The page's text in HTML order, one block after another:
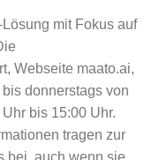
mit Fokus auf
Webseite maato.ai,
donnerstags von
bis 15:00 Uhr.
tragen zur
bei, auch wenn sie